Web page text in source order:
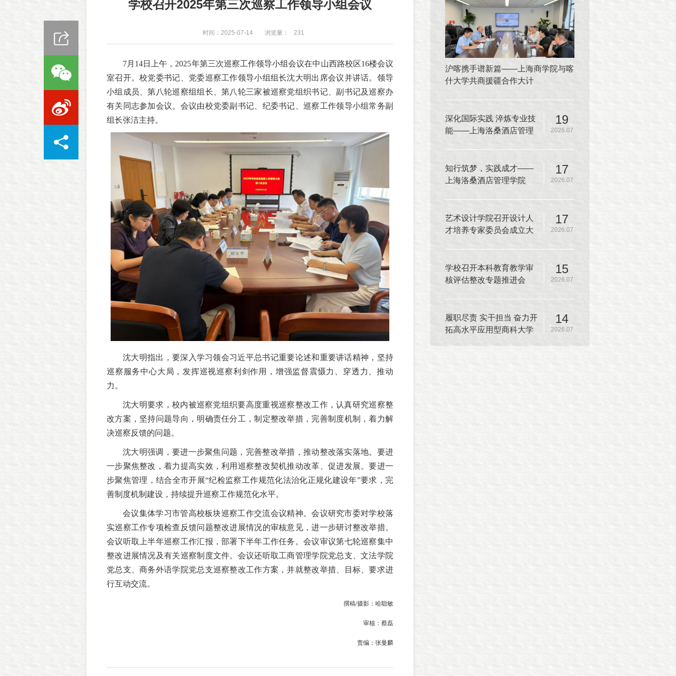
学校召开2025年第三次巡察工作领导小组会议
时间：2025-07-14 浏览量： 231
7月14日上午，2025年第三次巡察工作领导小组会议在中山西路校区16楼会议
室召开。校党委书记、党委巡察工作领导小组组长沈大明出席会议并讲话。领导
小组成员、第八轮巡察组组长、第八轮三家被巡察党组织书记、副书记及巡察办
有关同志参加会议。会议由校党委副书记、纪委书记、巡察工作领导小组常务副
组长张洁主持。
沈大明指出，要深入学习领会习近平总书记重要论述和重要讲话精神，坚持
巡察服务中心大局，发挥巡视巡察利剑作用，增强监督震慑力、穿透力、推动
力。
沈大明要求，校内被巡察党组织要高度重视巡察整改工作，认真研究巡察整
改方案，坚持问题导向，明确责任分工，制定整改举措，完善制度机制，着力解
决巡察反馈的问题。
沈大明强调，要进一步聚焦问题，完善整改举措，推动整改落实落地。要进
一步聚焦整改，着力提高实效，利用巡察整改契机推动改革、促进发展。要进一
步聚焦管理，结合全市开展“纪检监察工作规范化法治化正规化建设年”要求，完
善制度机制建设，持续提升巡察工作规范化水平。
会议集体学习市管高校板块巡察工作交流会议精神。会议研究市委对学校落
实巡察工作专项检查反馈问题整改进展情况的审核意见，进一步研讨整改举措。
会议听取上半年巡察工作汇报，部署下半年工作任务。会议审议第七轮巡察集中
整改进展情况及有关巡察制度文件。会议还听取工商管理学院党总支、文法学院
党总支、商务外语学院党总支巡察整改工作方案，并就整改举措、目标、要求进
行互动交流。
撰稿/摄影：哈聪敏
审核：蔡磊
责编：张曼麟
沪喀携手谱新篇——上海商学院与喀
什大学共商援疆合作大计
19
2026.07
深化国际实践 淬炼专业技
能——上海洛桑酒店管理
17
2026.07
知行筑梦，实践成才——
上海洛桑酒店管理学院
17
2026.07
艺术设计学院召开设计人
才培养专家委员会成立大
15
2026.07
学校召开本科教育教学审
核评估整改专题推进会
14
2026.07
履职尽责 实干担当 奋力开
拓高水平应用型商科大学